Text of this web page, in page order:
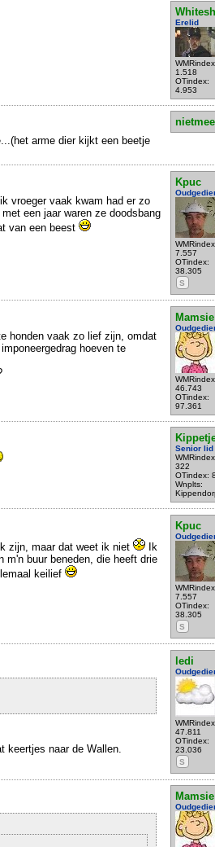
Erelid
1.518
OTindex:
4.953
arme dier kijkt een beetje
Kpuc
7.557
OTindex:
38.305
S
vroeger vaak kwam had er zo
een jaar waren ze doodsbang
van een beest
Mamsie
46.743
OTindex:
97.361
honden vaak zo lief zijn, omdat
hoeven te
Senior lid
322
OTindex:
Wnplts:
Kpuc
7.557
OTindex:
38.305
S
zijn, maar dat weet ik niet
Ik
buur beneden, die heeft drie
keilief
ledi
47.811
OTindex:
23.036
S
keertjes naar de Wallen.
Mamsie